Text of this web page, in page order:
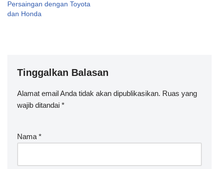
Persaingan dengan Toyota
dan Honda
Tinggalkan Balasan
Alamat email Anda tidak akan dipublikasikan. Ruas yang
wajib ditandai *
Nama*
A
lt
n
ti